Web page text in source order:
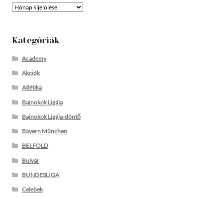
Archívum
Kategóriák
Academy
Akciók
Atlétika
Bajnokok Ligája
Bajnokok Ligája-döntő
Bayern München
BELFÖLD
Bulvár
BUNDESLIGA
Celebek